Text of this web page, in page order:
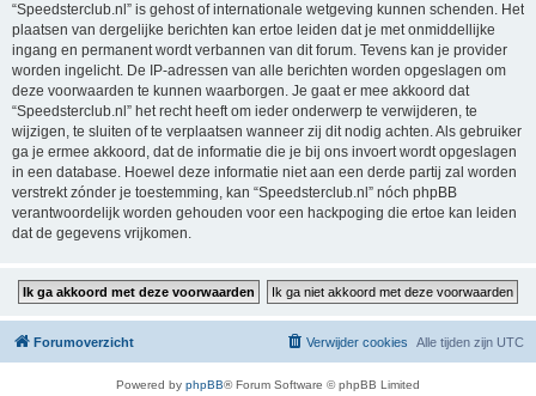
“Speedsterclub.nl” is gehost of internationale wetgeving kunnen schenden. Het
plaatsen van dergelijke berichten kan ertoe leiden dat je met onmiddellijke
ingang en permanent wordt verbannen van dit forum. Tevens kan je provider
worden ingelicht. De IP-adressen van alle berichten worden opgeslagen om
deze voorwaarden te kunnen waarborgen. Je gaat er mee akkoord dat
“Speedsterclub.nl” het recht heeft om ieder onderwerp te verwijderen, te
wijzigen, te sluiten of te verplaatsen wanneer zij dit nodig achten. Als gebruiker
ga je ermee akkoord, dat de informatie die je bij ons invoert wordt opgeslagen
in een database. Hoewel deze informatie niet aan een derde partij zal worden
verstrekt zónder je toestemming, kan “Speedsterclub.nl” nóch phpBB
verantwoordelijk worden gehouden voor een hackpoging die ertoe kan leiden
dat de gegevens vrijkomen.
Forumoverzicht Alle tijden zijn UTC
Verwijder cookies
Powered by phpBB® Forum Software © phpBB Limited